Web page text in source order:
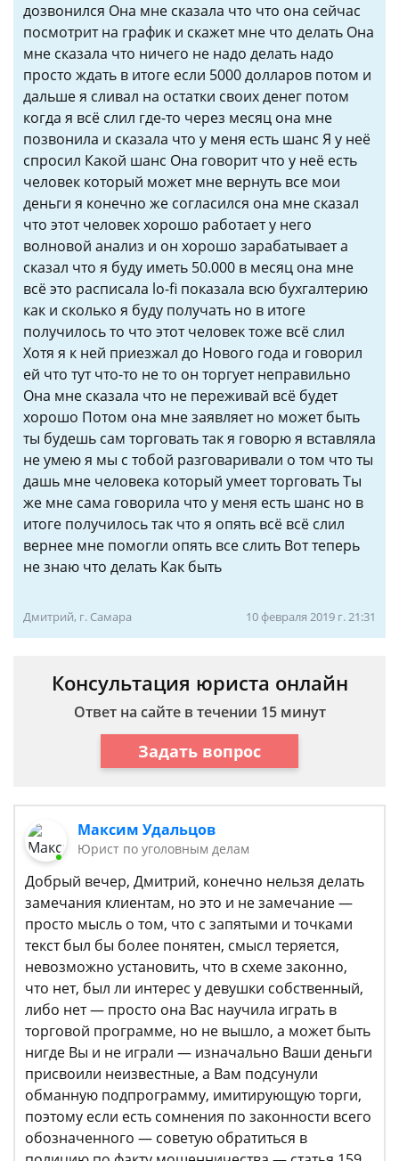
дозвонился Она мне сказала что что она сейчас
посмотрит на график и скажет мне что делать Она
мне сказала что ничего не надо делать надо
просто ждать в итоге если 5000 долларов потом и
дальше я сливал на остатки своих денег потом
когда я всё слил где-то через месяц она мне
позвонила и сказала что у меня есть шанс Я у неё
спросил Какой шанс Она говорит что у неё есть
человек который может мне вернуть все мои
деньги я конечно же согласился она мне сказал
что этот человек хорошо работает у него
волновой анализ и он хорошо зарабатывает а
сказал что я буду иметь 50.000 в месяц она мне
всё это расписала lo-fi показала всю бухгалтерию
как и сколько я буду получать но в итоге
получилось то что этот человек тоже всё слил
Хотя я к ней приезжал до Нового года и говорил
ей что тут что-то не то он торгует неправильно
Она мне сказала что не переживай всё будет
хорошо Потом она мне заявляет но может быть
ты будешь сам торговать так я говорю я вставляла
не умею я мы с тобой разговаривали о том что ты
дашь мне человека который умеет торговать Ты
же мне сама говорила что у меня есть шанс но в
итоге получилось так что я опять всё всё слил
вернее мне помогли опять все слить Вот теперь
не знаю что делать Как быть
Дмитрий, г. Самара 10 февраля 2019 г. 21:31
Консультация юриста онлайн
Ответ на сайте в течении 15 минут
Задать вопрос
Максим Удальцов
Юрист по уголовным делам
Добрый вечер, Дмитрий, конечно нельзя делать
замечания клиентам, но это и не замечание —
просто мысль о том, что с запятыми и точками
текст был бы более понятен, смысл теряется,
невозможно установить, что в схеме законно,
что нет, был ли интерес у девушки собственный,
либо нет — просто она Вас научила играть в
торговой программе, но не вышло, а может быть
нигде Вы и не играли — изначально Ваши деньги
присвоили неизвестные, а Вам подсунули
обманную подпрограмму, имитирующую торги,
поэтому если есть сомнения по законности всего
обозначенного — советую обратиться в